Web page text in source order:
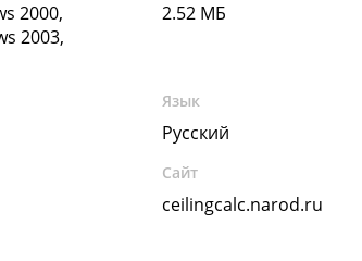
2000,
2003,
2.52 МБ
Язык
Русский
Сайт
ceilingcalc.narod.ru